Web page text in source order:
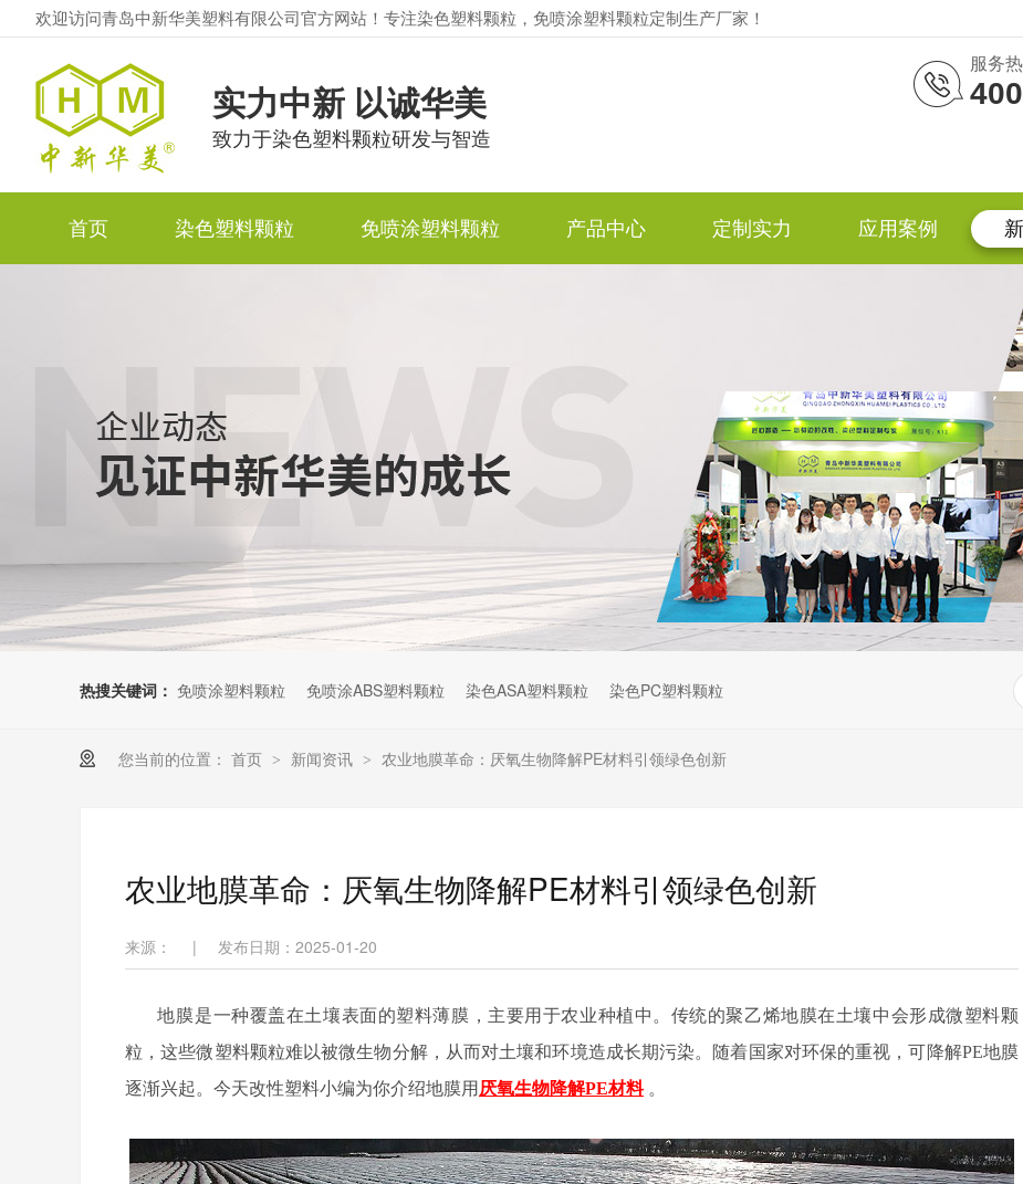
欢迎访问青岛中新华美塑料有限公司官方网站！专注染色塑料颗粒，免喷涂塑料颗粒定制生产厂家！
实力中新 以诚华美
致力于染色塑料颗粒研发与智造
服务热
首页 染色塑料颗粒 免喷涂塑料颗粒 产品中心 定制实力 应用案例
热搜关键词： 免喷涂塑料颗粒 免喷涂ABS塑料颗粒 染色ASA塑料颗粒 染色PC塑料颗粒
您当前的位置： 首页 > 新闻资讯 > 农业地膜革命：厌氧生物降解PE材料引领绿色创新
农业地膜革命：厌氧生物降解PE材料引领绿色创新
来源： | 发布日期：2025-01-20
地膜‌是一种覆盖在土壤表面的塑料薄膜，主要用于农业种植中。
传统的聚乙烯地膜在土壤中会形成微塑料颗
粒，这些微塑料颗粒难以被微生物分解，从而对土壤和环境造成长期污染。随着国家对环保的重视，可降解PE地膜
逐渐兴起。今天改性塑料小编为你介绍地膜用 厌氧生物降解PE材料 。